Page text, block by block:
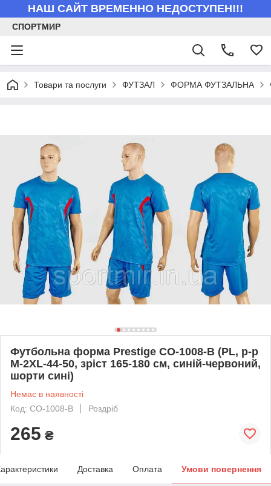
НАШ САЙТ ВРЕМЕННО НЕДОСТУПЕН!!!
СПОРТМИР
Товари та послуги ФУТЗАЛ ФОРМА ФУТЗАЛЬНА
Футбольна форма Prestige CO-1008-B (PL, р-р
M-2XL-44-50, зріст 165-180 см, синій-червоний,
шорти сині)
Немає в наявності
Код: CO-1008-B
Роздріб
265 ₴
Доставка Оплата Умови повернення